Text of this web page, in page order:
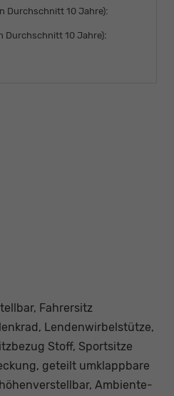
Durchschnitt 10 Jahre):
Durchschnitt 10 Jahre):
Fahrersitz
Lendenwirbelstütze,
Stoff, Sportsitze
geteilt umklappbare
Ambiente-